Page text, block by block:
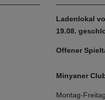
Ladenlokal
19.08.
Offener
Minyaner
Montag-